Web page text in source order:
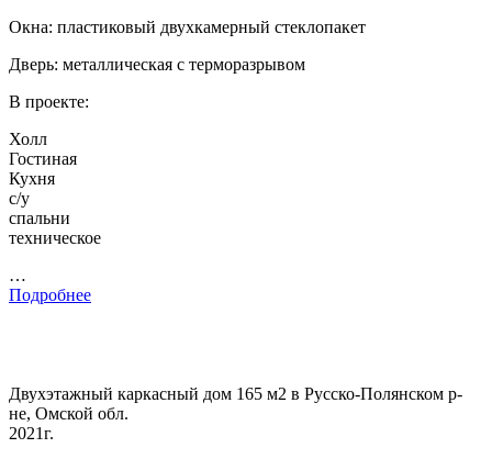
Окна: пластиковый двухкамерный стеклопакет
Дверь: металлическая с терморазрывом
В проекте:
Холл
Гостиная
Кухня
с/у
спальни
техническое
…
Подробнее
Двухэтажный каркасный дом 165 м2 в Русско-Полянском р-
не, Омской обл.
2021г.